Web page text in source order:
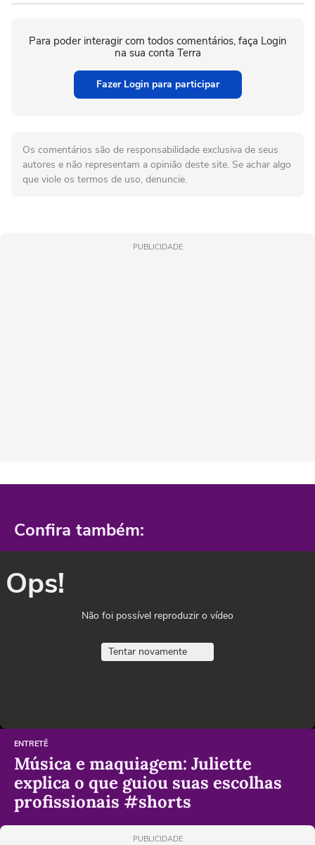
Para poder interagir com todos comentários, faça Login
na sua conta Terra
Fazer Login para participar
Os comentários são de responsabilidade exclusiva de seus
autores e não representam a opinião deste site. Se achar algo
que viole os termos de uso, denuncie.
PUBLICIDADE
Confira também:
Ops!
Não foi possível reproduzir o vídeo
Tentar novamente
ENTRETÊ
Música e maquiagem: Juliette
explica o que guiou suas escolhas
profissionais #shorts
PUBLICIDADE